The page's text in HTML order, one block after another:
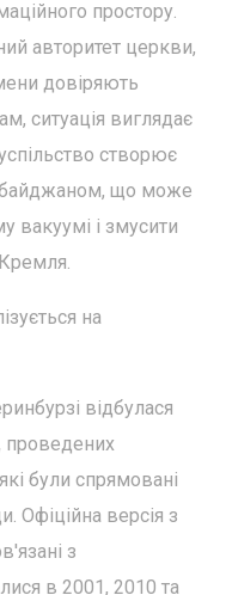
простору.
авторитет церкви,
довіряють
ситуація виглядає
створює
що може
вакуумі і змусити
на
відбулася
проведених
були спрямовані
Офіційна версія з
з
в 2001, 2010 та